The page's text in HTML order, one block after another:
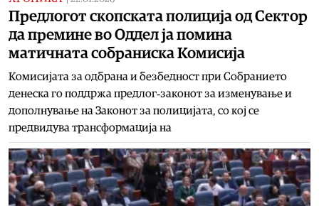
Предлогот скопската полиција од Сектор
да премине во Оддел ја помина
матичната собраниска Комисија
Комисијата за одбрана и безбедност при Собранието
денеска го поддржа предлог‑законот за изменување и
дополнување на Законот за полицијата, со кој се
предвидува трансформација на